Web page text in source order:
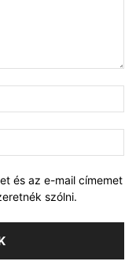
és az e-mail címemet
szólni.